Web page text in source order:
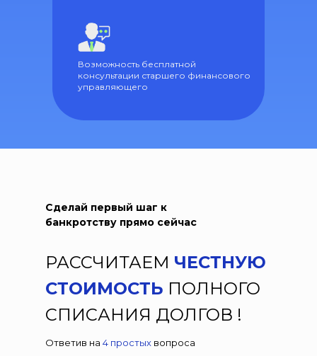
Возможность бесплатной
консультации старшего финансового
управляющего
Сделай первый шаг к
банкротству прямо сейчас
РАССЧИТАЕМ ЧЕСТНУЮ
СТОИМОСТЬ ПОЛНОГО
СПИСАНИЯ ДОЛГОВ !
Ответив на 4 простых вопроса